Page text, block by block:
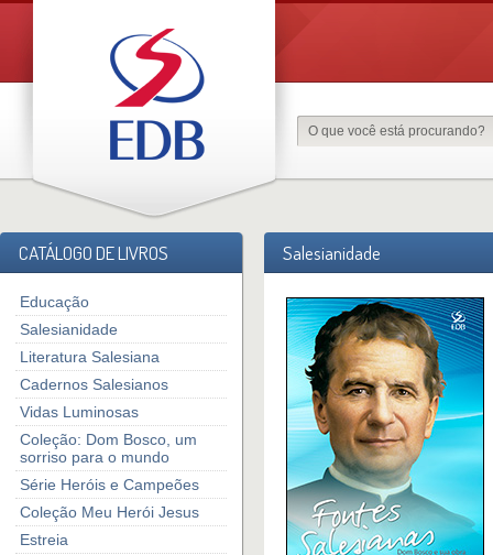
CATÁLOGO DE LIVROS
Educação
Salesianidade
Literatura Salesiana
Cadernos Salesianos
Vidas Luminosas
Coleção: Dom Bosco, um
sorriso para o mundo
Série Heróis e Campeões
Coleção Meu Herói Jesus
Estreia
Salesianidade